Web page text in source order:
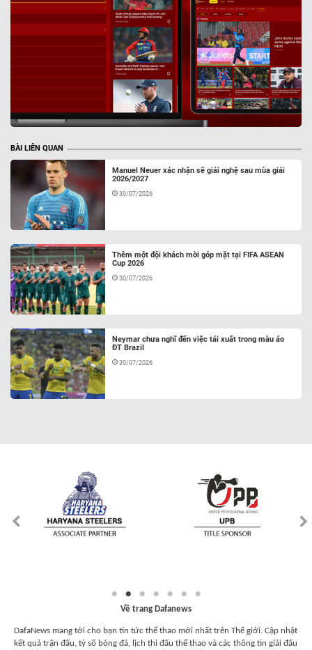
BÀI LIÊN QUAN
Manuel Neuer xác nhận sẽ giải nghệ sau mùa giải
2026/2027
30/07/2026
Thêm một đội khách mời góp mặt tại FIFA ASEAN
Cup 2026
30/07/2026
Neymar chưa nghĩ đến việc tái xuất trong màu áo
ĐT Brazil
30/07/2026
Về trang Dafanews
DafaNews mang tới cho bạn tin tức thể thao mới nhất trên Thế giới. Cập nhật
kết quả trận đấu, tỷ số bóng đá, lịch thi đấu thể thao và các thông tin giải đấu